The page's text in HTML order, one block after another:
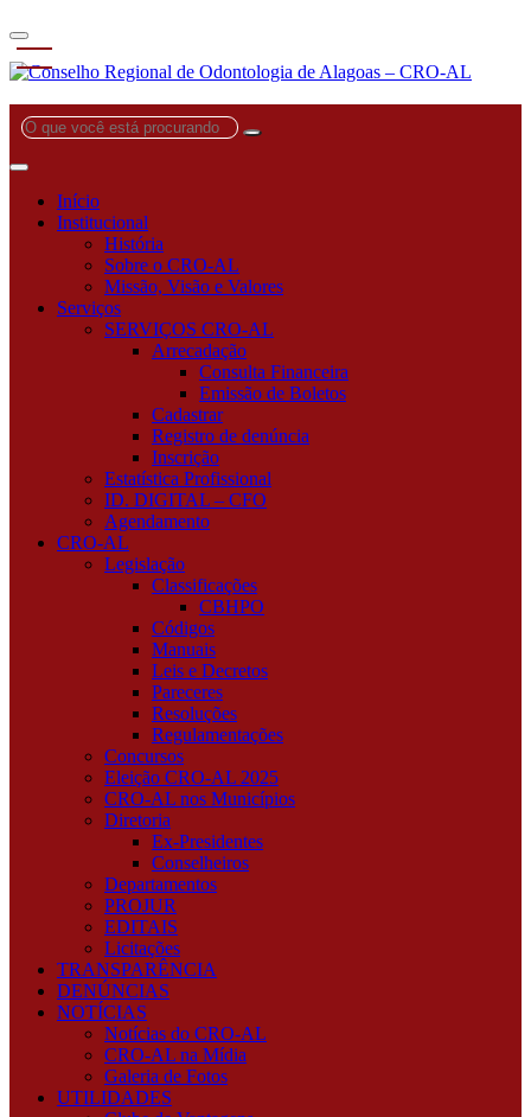
O
você
procurando?
Início
Institucional
História
Sobre o CRO-AL
Missão, Visão e Valores
Serviços
SERVIÇOS CRO-AL
Arrecadação
Consulta Financeira
Emissão de Boletos
Cadastrar
Registro de denúncia
Inscrição
Estatística Profissional
ID. DIGITAL – CFO
Agendamento
CRO-AL
Legislação
Classificações
CBHPO
Códigos
Manuais
Leis e Decretos
Pareceres
Resoluções
Regulamentações
Concursos
Eleição CRO-AL 2025
CRO-AL nos Municípios
Diretoria
Ex-Presidentes
Conselheiros
Departamentos
PROJUR
EDITAIS
Licitações
TRANSPARÊNCIA
DENÚNCIAS
NOTÍCIAS
Notícias do CRO-AL
CRO-AL na Mídia
Galeria de Fotos
UTILIDADES